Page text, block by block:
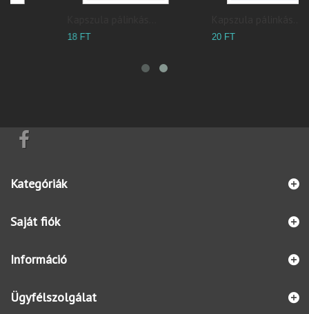
Kategóriák
Saját fiók
Információ
Ügyfélszolgálat